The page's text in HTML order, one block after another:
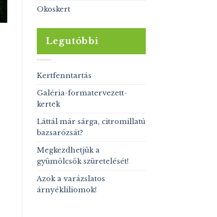
Okoskert
Legutóbbi
Kertfenntartás
Galéria-formatervezett-
kertek
Láttál már sárga, citromillatú
bazsarózsát?
Megkezdhetjük a
gyümölcsök szüretelését!
Azok a varázslatos
árnyékliliomok!